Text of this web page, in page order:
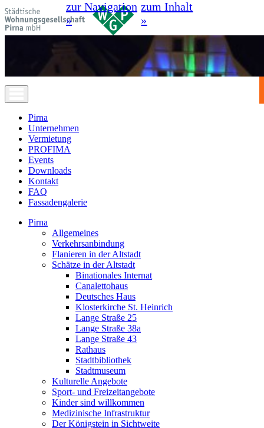
zur Navigation
»
zum Inhalt
»
Pirna
Unternehmen
Vermietung
PROFIMA
Events
Downloads
Kontakt
FAQ
Fassadengalerie
Pirna
Allgemeines
Verkehrsanbindung
Flanieren in der Altstadt
Schätze in der Altstadt
Binationales Internat
Canalettohaus
Deutsches Haus
Klosterkirche St. Heinrich
Lange Straße 25
Lange Straße 38a
Lange Straße 43
Rathaus
Stadtbibliothek
Stadtmuseum
Kulturelle Angebote
Sport- und Freizeitangebote
Kinder sind willkommen
Medizinische Infrastruktur
Der Königstein in Sichtweite